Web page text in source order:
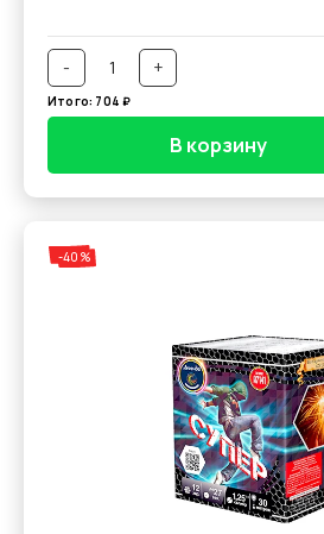
- +
Итого: 704 ₽
В корзину
-40%